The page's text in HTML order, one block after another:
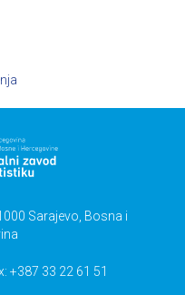
Sarajevo, Bosna i
+387 33 22 61 51